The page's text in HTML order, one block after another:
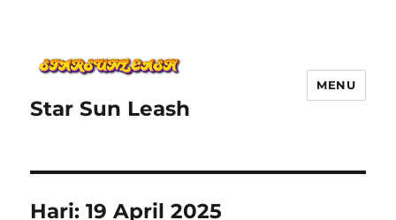
Star Sun Leash
MENU
Hari:19 April 2025